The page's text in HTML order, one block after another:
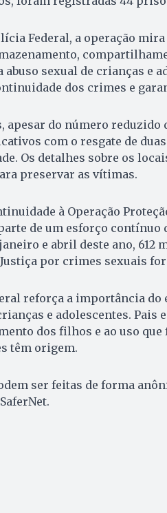
Federal, a operação
abuso sexual de crianças e
dos crimes e
apesar do número reduzido
com o resgate de
Os detalhes sobre os
preservar as vítimas.
à Operação
de um esforço contínuo
e abril deste ano, 612
por crimes sexuais
reforça a importância do
e adolescentes. Pais
dos filhos e ao uso
têm origem.
ser feitas de forma